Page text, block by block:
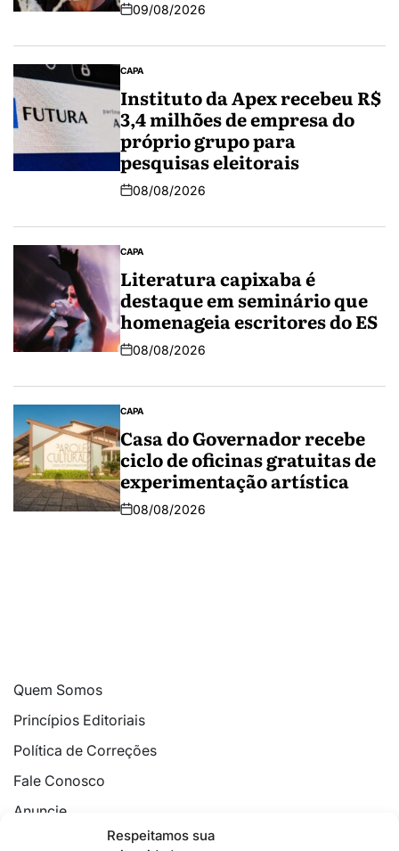
Respeitamos sua
09/08/2026
CAPA
Instituto da Apex recebeu R$
3,4 milhões de empresa do
próprio grupo para
pesquisas eleitorais
08/08/2026
CAPA
Literatura capixaba é
destaque em seminário que
homenageia escritores do ES
08/08/2026
CAPA
Casa do Governador recebe
ciclo de oficinas gratuitas de
experimentação artística
08/08/2026
Quem Somos
Princípios Editoriais
Política de Correções
Fale Conosco
Anuncie
Política de Cookies